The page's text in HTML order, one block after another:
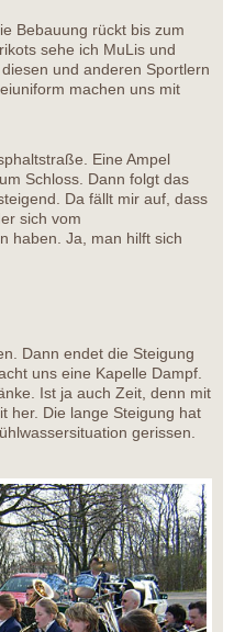
Bebauung rückt bis zum
sehe ich MuLis und
und anderen Sportlern
machen uns mit
Eine Ampel
Schloss. Dann folgt das
Da fällt mir auf, dass
sich vom
haben. Ja, man hilft sich
Dann endet die Steigung
uns eine Kapelle Dampf.
Ist ja auch Zeit, denn mit
her. Die lange Steigung hat
gerissen.